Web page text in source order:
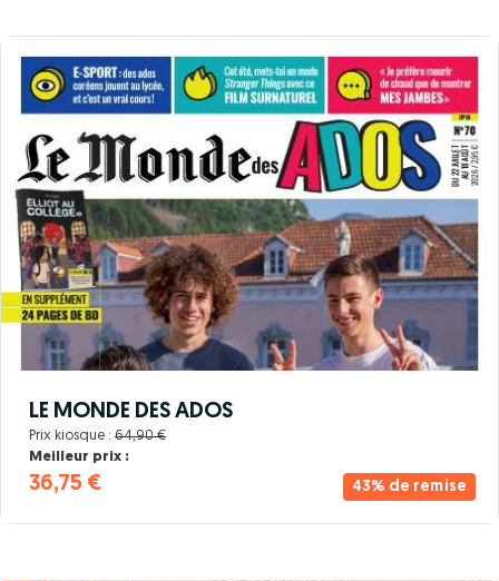
43% de remise
LE MONDE DES ADOS
Prix kiosque : 64,90 €
Meilleur prix :
36,75 €